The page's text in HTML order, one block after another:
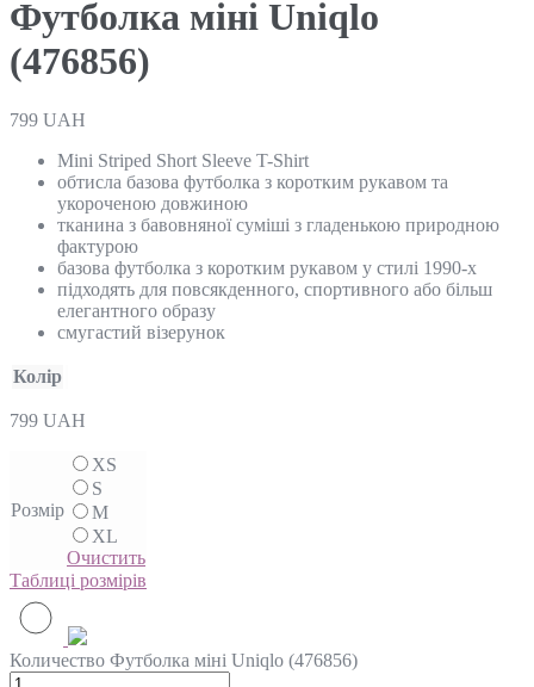
Футболка міні Uniqlo
(476856)
799 UAH
Mini Striped Short Sleeve T-Shirt
обтисла базова футболка з коротким рукавом та
укороченою довжиною
тканина з бавовняної суміші з гладенькою природною
фактурою
базова футболка з коротким рукавом у стилі 1990-х
підходять для повсякденного, спортивного або більш
елегантного образу
смугастий візерунок
Колір
799 UAH
Розмір
XS
S
M
XL
Очистить
Таблиці розмірів
Количество Футболка міні Uniqlo (476856)